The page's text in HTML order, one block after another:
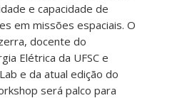
e capacidade de
em missões espaciais. O
docente do
Elétrica da UFSC e
e da atual edição do
será palco para